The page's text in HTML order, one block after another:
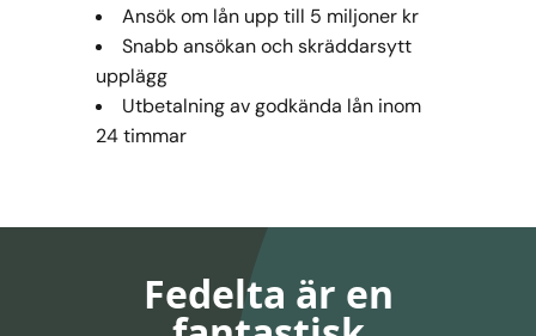
Ansök om lån upp till 5 miljoner kr
Snabb ansökan och skräddarsytt
upplägg
Utbetalning av godkända lån inom
24 timmar
Fedelta är en